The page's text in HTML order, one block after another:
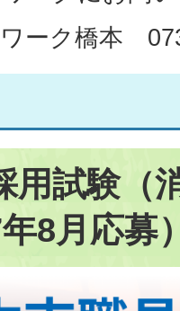
ーク橋本
用試験
8月応募